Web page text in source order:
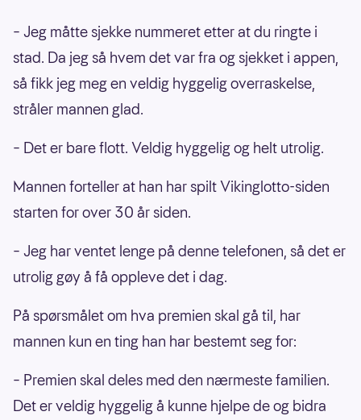
– Jeg måtte sjekke nummeret etter at du ringte i
stad. Da jeg så hvem det var fra og sjekket i appen,
så fikk jeg meg en veldig hyggelig overraskelse,
stråler mannen glad.
– Det er bare flott. Veldig hyggelig og helt utrolig.
Mannen forteller at han har spilt Vikinglotto-siden
starten for over 30 år siden.
– Jeg har ventet lenge på denne telefonen, så det er
utrolig gøy å få oppleve det i dag.
På spørsmålet om hva premien skal gå til, har
mannen kun en ting han har bestemt seg for:
– Premien skal deles med den nærmeste familien.
Det er veldig hyggelig å kunne hjelpe de og bidra